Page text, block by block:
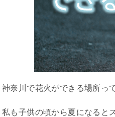
神奈川で花火ができる場所っ
私も子供の頃から夏になると